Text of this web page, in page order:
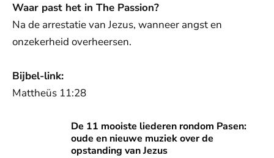
Waar past het in The Passion?
Na de arrestatie van Jezus, wanneer angst en
onzekerheid overheersen.
Bijbel-link:
Mattheüs 11:28
De 11 mooiste liederen rondom Pasen:
oude en nieuwe muziek over de
opstanding van Jezus
De 11 mooiste liederen rondom Pasen: oude en nieuwe